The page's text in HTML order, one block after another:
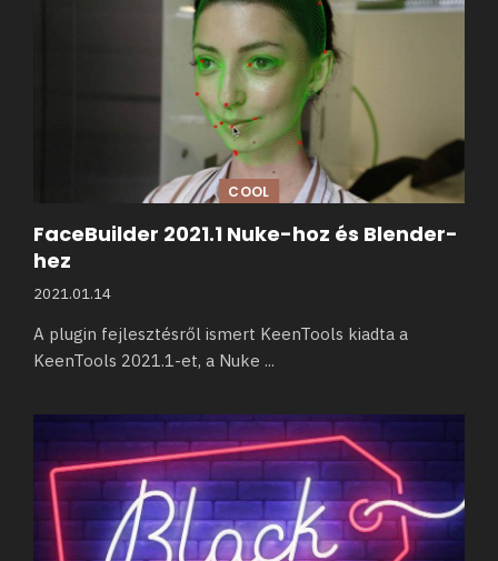
COOL
FaceBuilder 2021.1 Nuke-hoz és Blender-
hez
2021.01.14
A plugin fejlesztésről ismert KeenTools kiadta a
KeenTools 2021.1-et, a Nuke ...